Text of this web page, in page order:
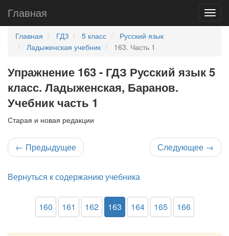
Главная
Главная ГДЗ 5 класс
Русский язык
Ладыженская учебник
163. Часть 1
Упражнение 163 - ГДЗ Русский язык 5
класс. Ладыженская, Баранов.
Учебник часть 1
Старая и новая редакции
← Предыдущее Следующее →
Вернуться к содержанию учебника
160 161 162 163 164 165 166